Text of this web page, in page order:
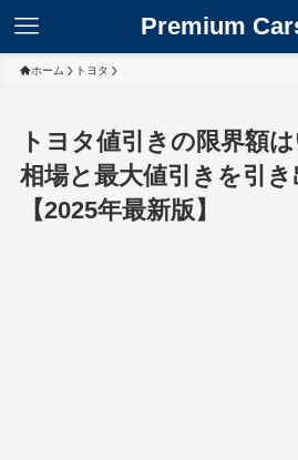
Premium
ホーム トヨタ
トヨタ値引きの限界額
相場と最大値引きを引
【2025年最新版】